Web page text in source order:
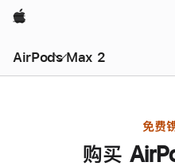
Apple
AirPods Max 2
免费
购买